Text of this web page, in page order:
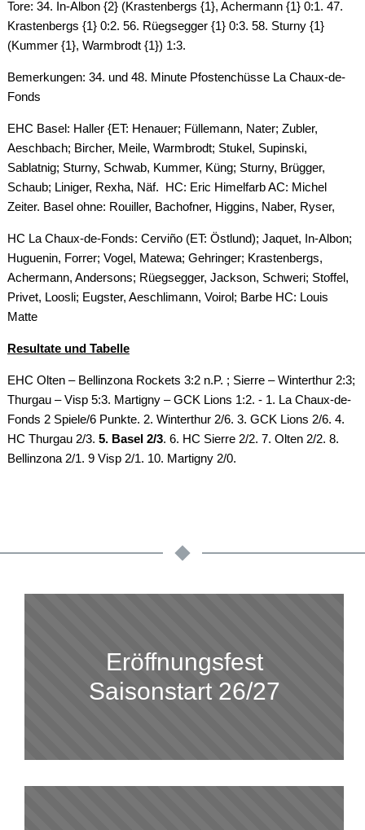
Tore: 34. In-Albon {2} (Krastenbergs {1}, Achermann {1} 0:1. 47.
Krastenbergs {1} 0:2. 56. Rüegsegger {1} 0:3. 58. Sturny {1}
(Kummer {1}, Warmbrodt {1}) 1:3.
Bemerkungen: 34. und 48. Minute Pfostenchüsse La Chaux-de-
Fonds
EHC Basel: Haller {ET: Henauer; Füllemann, Nater; Zubler,
Aeschbach; Bircher, Meile, Warmbrodt; Stukel, Supinski,
Sablatnig; Sturny, Schwab, Kummer, Küng; Sturny, Brügger,
Schaub; Liniger, Rexha, Näf. HC: Eric Himelfarb AC: Michel
Zeiter. Basel ohne: Rouiller, Bachofner, Higgins, Naber, Ryser,
HC La Chaux-de-Fonds: Cerviño (ET: Östlund); Jaquet, In-Albon;
Huguenin, Forrer; Vogel, Matewa; Gehringer; Krastenbergs,
Achermann, Andersons; Rüegsegger, Jackson, Schweri; Stoffel,
Privet, Loosli; Eugster, Aeschlimann, Voirol; Barbe HC: Louis
Matte
Resultate und Tabelle
EHC Olten – Bellinzona Rockets 3:2 n.P. ; Sierre – Winterthur 2:3;
Thurgau – Visp 5:3. Martigny – GCK Lions 1:2. - 1. La Chaux-de-
Fonds 2 Spiele/6 Punkte. 2. Winterthur 2/6. 3. GCK Lions 2/6. 4.
HC Thurgau 2/3. 5. Basel 2/3. 6. HC Sierre 2/2. 7. Olten 2/2. 8.
Bellinzona 2/1. 9 Visp 2/1. 10. Martigny 2/0.
Eröffnungsfest
Saisonstart 26/27